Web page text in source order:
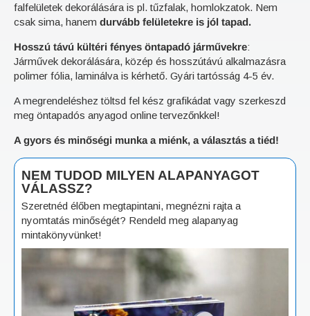
falfelületek dekorálására is pl. tűzfalak, homlokzatok. Nem
csak sima, hanem durvább felületekre is jól tapad.
Hosszú távú kültéri fényes öntapadó járművekre:
Járművek dekorálására, közép és hosszútávú alkalmazásra
polimer fólia, laminálva is kérhető. Gyári tartósság 4-5 év.
A megrendeléshez töltsd fel kész grafikádat vagy szerkeszd
meg öntapadós anyagod online tervezőnkkel!
A gyors és minőségi munka a miénk, a választás a tiéd!
NEM TUDOD MILYEN ALAPANYAGOT
VÁLASSZ?
Szeretnéd élőben megtapintani, megnézni rajta a
nyomtatás minőségét? Rendeld meg alapanyag
mintakönyvünket!